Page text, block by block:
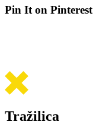
Pin It on Pinterest
Tražilica